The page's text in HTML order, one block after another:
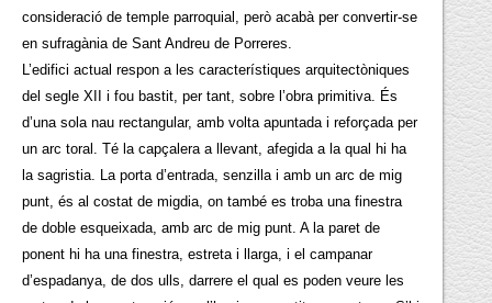
consideració de temple parroquial, però acabà per convertir-se
en sufragània de Sant Andreu de Porreres.
L’edifici actual respon a les característiques arquitectòniques
del segle XII i fou bastit, per tant, sobre l’obra primitiva. És
d’una sola nau rectangular, amb volta apuntada i reforçada per
un arc toral. Té la capçalera a llevant, afegida a la qual hi ha
la sagristia. La porta d’entrada, senzilla i amb un arc de mig
punt, és al costat de migdia, on també es troba una finestra
de doble esqueixada, amb arc de mig punt. A la paret de
ponent hi ha una finestra, estreta i llarga, i el campanar
d’espadanya, de dos ulls, darrere el qual es poden veure les